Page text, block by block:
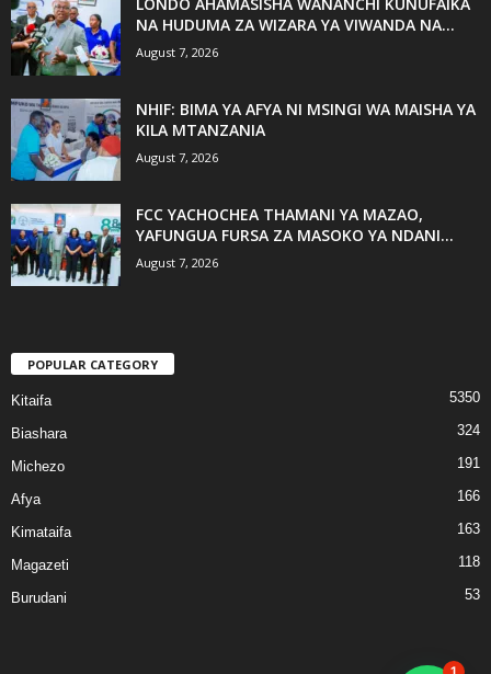
NA HUDUMA ZA WIZARA YA VIWANDA NA...
August 7, 2026
NHIF: BIMA YA AFYA NI MSINGI WA MAISHA YA
KILA MTANZANIA
August 7, 2026
FCC YACHOCHEA THAMANI YA MAZAO,
YAFUNGUA FURSA ZA MASOKO YA NDANI...
August 7, 2026
POPULAR CATEGORY
Kitaifa 5350
Biashara 324
Michezo 191
Afya 166
Kimataifa 163
Magazeti 118
Burudani 53